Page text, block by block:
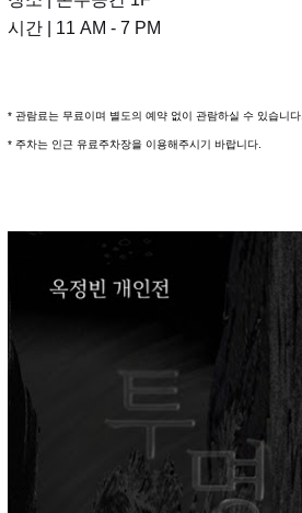
시간 | 11 AM - 7 PM
* 관람료는 무료이며 별도의 예약 없이 관람하실 수 있습니다.
* 주차는 인근 유료주차장을 이용해주시기 바랍니다.